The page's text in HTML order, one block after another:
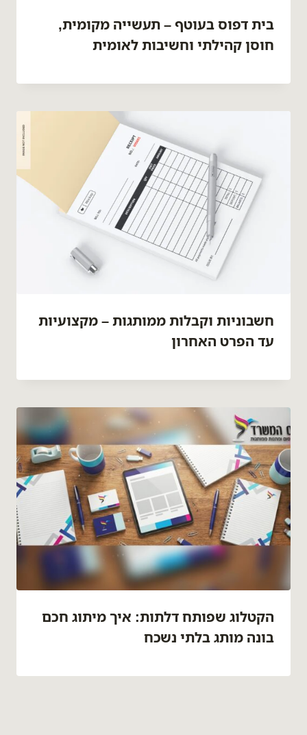
בית דפוס בעוטף – תעשייה מקומית,
חוסן קהילתי וחשיבות לאומית
חשבוניות וקבלות ממותגות – מקצועיות
עד הפרט האחרון
הקטלוג שפותח דלתות: איך מיתוג חכם
בונה מותג בלתי נשכח